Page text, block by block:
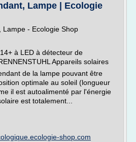
Lampe | Ecologie
- Ecologie Shop
à LED à détecteur de
Appareils solaires
de la lampe pouvant être
optimale au soleil (longueur
il est autoalimenté par l'énergie
est totalement...
shop.com